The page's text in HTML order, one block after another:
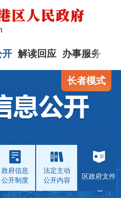
开 解读回应 办事服务
长者模式
政府信息
公开制度
法定主动
公开内容
区政府文件